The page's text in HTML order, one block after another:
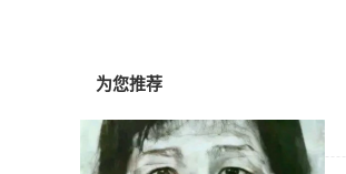
为您推荐